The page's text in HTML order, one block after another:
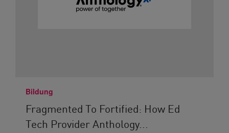
Bildung
Fragmented To Fortified: How Ed
Tech Provider Anthology...